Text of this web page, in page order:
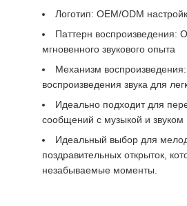
Логотип: OEM/ODM
Паттерн воспроизведения:
мгновенного звукового опыта
Механизм
воспроизведения звука для
Идеально подходит для
сообщений с музыкой и звуком
Идеальный выбор для
поздравительных открыток,
незабываемые моменты.